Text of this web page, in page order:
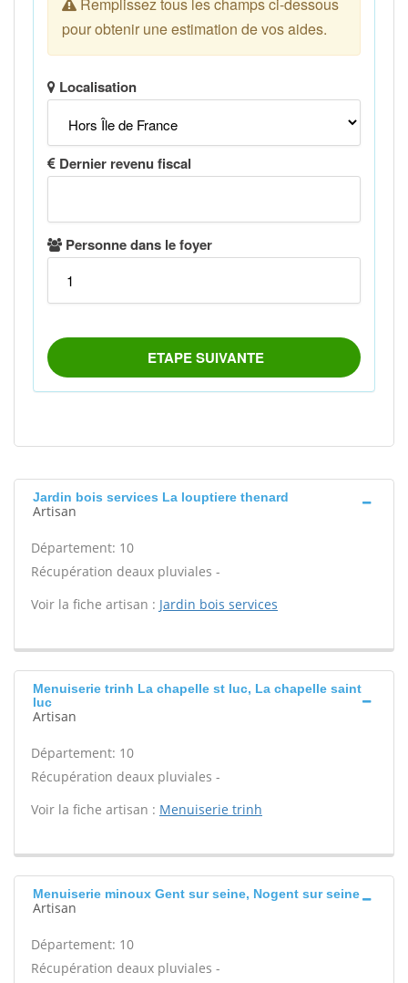
Jardin bois services La louptiere thenard
Artisan
Département: 10
Récupération deaux pluviales -
Voir la fiche artisan : Jardin bois services
Menuiserie trinh La chapelle st luc, La chapelle saint
luc
Artisan
Département: 10
Récupération deaux pluviales -
Voir la fiche artisan : Menuiserie trinh
Menuiserie minoux Gent sur seine, Nogent sur seine
Artisan
Département: 10
Récupération deaux pluviales -